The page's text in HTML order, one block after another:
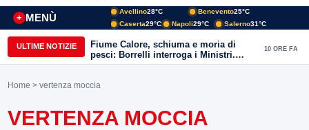
MENÙ
+
Avellino28°C Benevento25°C
Caserta29°C Napoli29°C Salerno31°C
ULTIME NOTIZIE
Fiume Calore, schiuma e moria di
pesci: Borrelli interroga i Ministri.
“Benevento paga l’assenza del
10 ORE FA
Home > vertenza moccia
VERTENZA MOCCIA